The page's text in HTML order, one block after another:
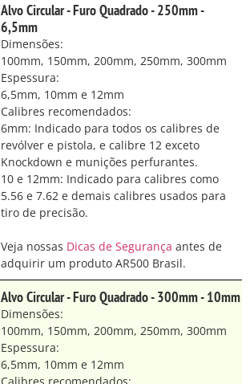
Alvo Circular - Furo Quadrado - 250mm -
6,5mm
Dimensões:
100mm, 150mm, 200mm, 250mm, 300mm
Espessura:
6,5mm, 10mm e 12mm
Calibres recomendados:
6mm: Indicado para todos os calibres de
revólver e pistola, e calibre 12 exceto
Knockdown e munições perfurantes.
10 e 12mm: Indicado para calibres como
5.56 e 7.62 e demais calibres usados para
tiro de precisão.
Veja nossas Dicas de Segurança antes de
adquirir um produto AR500 Brasil.
Alvo Circular - Furo Quadrado - 300mm - 10mm
Dimensões:
100mm, 150mm, 200mm, 250mm, 300mm
Espessura:
6,5mm, 10mm e 12mm